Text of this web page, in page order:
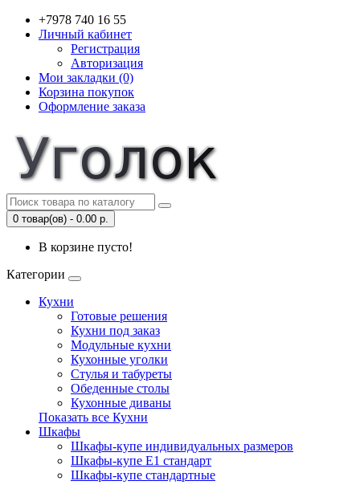
+7978 740 16 55
Личный кабинет
Регистрация
Авторизация
Мои закладки (0)
Корзина покупок
Оформление заказа
0 товар(ов) - 0.00 р.
В корзине пусто!
Категории
Кухни
Готовые решения
Кухни под заказ
Модульные кухни
Кухонные уголки
Стулья и табуреты
Обеденные столы
Кухонные диваны
Показать все Кухни
Шкафы
Шкафы-купе индивидуальных размеров
Шкафы-купе Е1 стандарт
Шкафы-купе стандартные